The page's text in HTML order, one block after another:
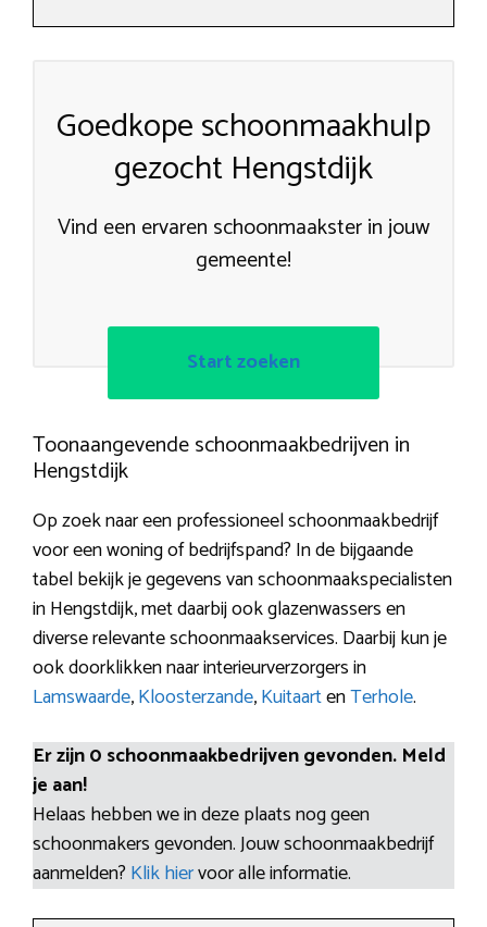
Goedkope schoonmaakhulp
gezocht Hengstdijk
Vind een ervaren schoonmaakster in jouw
gemeente!
Start zoeken
Toonaangevende schoonmaakbedrijven in
Hengstdijk
Op zoek naar een professioneel schoonmaakbedrijf
voor een woning of bedrijfspand? In de bijgaande
tabel bekijk je gegevens van schoonmaakspecialisten
in Hengstdijk, met daarbij ook glazenwassers en
diverse relevante schoonmaakservices. Daarbij kun je
ook doorklikken naar interieurverzorgers in
Lamswaarde,Kloosterzande,KuitaartenTerhole.
Er zijn 0 schoonmaakbedrijven gevonden. Meld
je aan!
Helaas hebben we in deze plaats nog geen
schoonmakers gevonden. Jouw schoonmaakbedrijf
aanmelden? Klik hiervoor alle informatie.